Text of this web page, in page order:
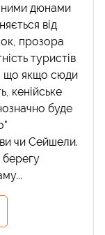
дюнами
від
прозора
туристів
що якщо сюди
кенійське
буде
чи Сейшели.